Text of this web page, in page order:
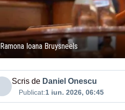
Ramona Ioana Bruysneels
Scris de Daniel Onescu
Publicat:1 iun. 2026, 06:45